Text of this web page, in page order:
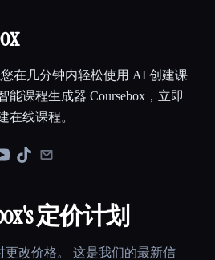
在几分钟内轻松使用 AI 创建课
能课程生成器 Coursebox，立即
在线课程。
's 定价计划
改价格。 这是我们的最新信